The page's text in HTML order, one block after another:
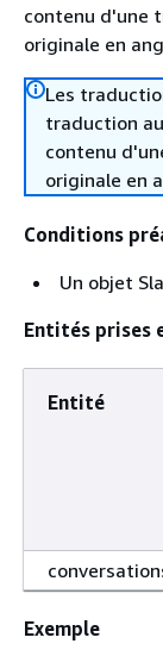
contenu d'une
originale en
Les
traduction
contenu
originale en
Conditions
Un objet
Entités prises
Entité
Exemple